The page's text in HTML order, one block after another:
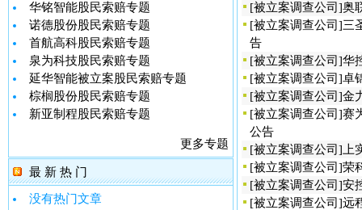
华铭智能股民索赔专题
诺德股份股民索赔专题
首航高科股民索赔专题
泉为科技股民索赔专题
延华智能被立案股民索赔专题
棕榈股份股民索赔专题
新亚制程股民索赔专题
更多专题
最 新 热 门
没有热门文章
[被立案调查公司 ]奥
[被立案调查公司 ]三
告
[被立案调查公司 ]华
[被立案调查公司 ]卓
[被立案调查公司 ]金
[被立案调查公司 ]赛
公告
[被立案调查公司 ]
[被立案调查公司 ]荣
[被立案调查公司 ]安
[被立案调查公司 ]远